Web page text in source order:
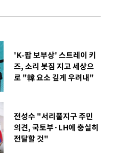
'K-팝 보부상' 스트레이 키
즈, 소리 봇짐 지고 세상으
로 "韓 요소 깊게 우려내"
전성수 "서리풀지구 주민
의견, 국토부·LH에 충실히
전달할 것"